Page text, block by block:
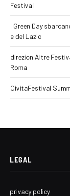
Festival
I Green Day
e del Lazio
direzioniAltre
Roma
CivitaFestival
LEGAL
privacy policy